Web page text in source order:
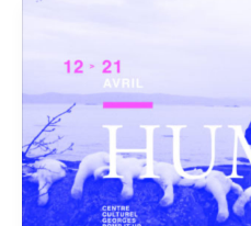
Victor
Remère